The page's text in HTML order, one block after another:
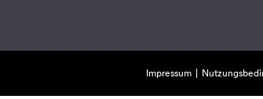
Impressum